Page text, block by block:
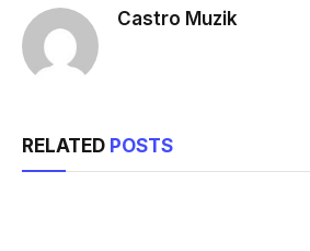
Castro Muzik
RELATED POSTS